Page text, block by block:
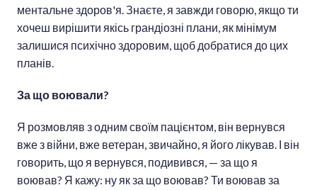
ментальне здоров'я. Знаєте, я завжди говорю, якщо ти
хочеш вирішити якісь грандіозні плани, як мінімум
залишися психічно здоровим, щоб добратися до цих
планів.
За що воювали?
Я розмовляв з одним своїм пацієнтом, він вернувся
вже з війни, вже ветеран, звичайно, я його лікував. І він
говорить, що я вернувся, подивився, — за що я
воював? Я кажу: ну як за що воював? Ти воював за